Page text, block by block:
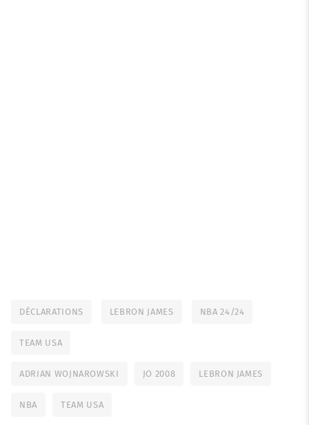
DÉCLARATIONS LEBRON JAMES NBA 24/24
TEAM USA
ADRIAN WOJNAROWSKI JO 2008 LEBRON JAMES
NBA TEAM USA